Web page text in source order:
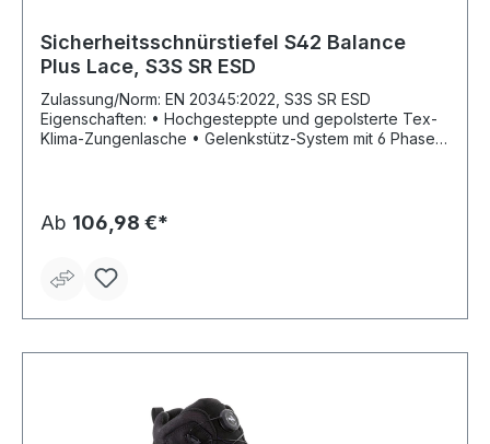
Sicherheitsschnürstiefel S42 Balance
Plus Lace, S3S SR ESD
Zulassung/Norm: EN 20345:2022, S3S SR ESD
Eigenschaften: • Hochgesteppte und gepolsterte Tex-
Klima-Zungenlasche • Gelenkstütz-System mit 6 Phasen
EVA-Kerndämpfung integriert in PU/PU Laufsohle, öl-
und benzinresistent, kreidefrei und rutschhemmend,
Nubuk-Oberleder, Futter: atmungsaktives 2D Tex
Ab 106,98 €*